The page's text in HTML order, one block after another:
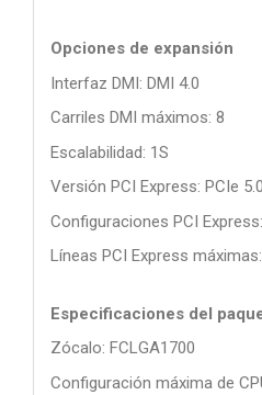
Opciones de expansión
Interfaz DMI: DMI 4.0
Carriles DMI máximos: 8
Escalabilidad: 1S
Versión PCI Express: PCIe
Configuraciones PCI
Líneas PCI Express
Especificaciones del
Zócalo: FCLGA1700
Configuración máxima de